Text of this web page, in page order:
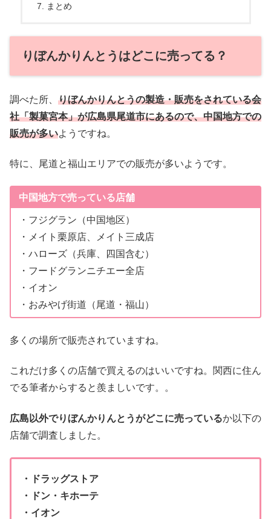
まとめ
りぼんかりんとうはどこに売ってる？
調べた所、 りぼんかりんとうの製造・販売をされている会
社「製菓宮本」が広島県尾道市にあるので、中国地方での
販売が多いようですね。
特に、尾道と福山エリアでの販売が多いようです。
中国地方で売っている店舗
・フジグラン（中国地区）
・メイト栗原店、メイト三成店
・ハローズ（兵庫、四国含む）
・フードグランニチエー全店
・イオン
・おみやげ街道（尾道・福山）
多くの場所で販売されていますね。
これだけ多くの店舗で買えるのはいいですね。関西に住ん
でる筆者からすると羨ましいです。。
広島以外でりぼんかりんとうがどこに売っているか以下の
店舗で調査しました。
・ドラッグストア
・ドン・キホーテ
・イオン